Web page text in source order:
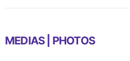
MEDIAS | PHOTOS